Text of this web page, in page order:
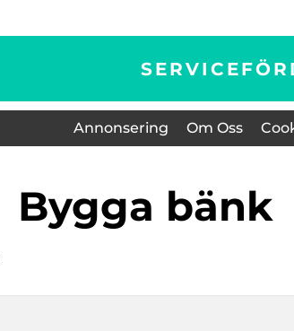
Annonsering Om Oss
bygga bänk